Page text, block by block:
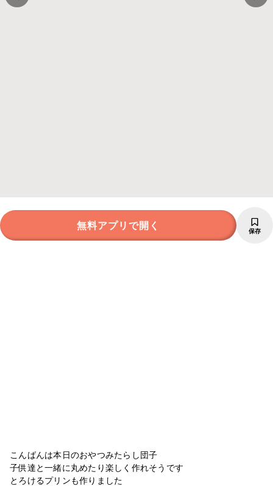
無料アプリで開く 保存
こんばんは本日のおやつみたらし団子
子供達と一緒に丸めたり楽しく作れそうです
とろけるプリンも作りました